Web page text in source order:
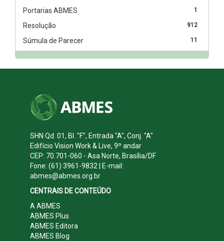
1
Portarias ABMES
912
Resolução
11
Súmula de Parecer
SHN Qd. 01, Bl. "F", Entrada "A", Conj. "A"
Edifício Vision Work & Live, 9º andar
CEP: 70.701-060 - Asa Norte, Brasília/DF
Fone: (61) 3961-9832 | E-mail:
abmes@abmes.org.br
CENTRAIS DE CONTEÚDO
A ABMES
ABMES Plus
ABMES Editora
ABMES Blog